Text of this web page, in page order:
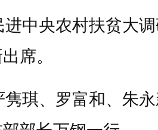
央农村扶贫大调
席。
、罗富和、朱永